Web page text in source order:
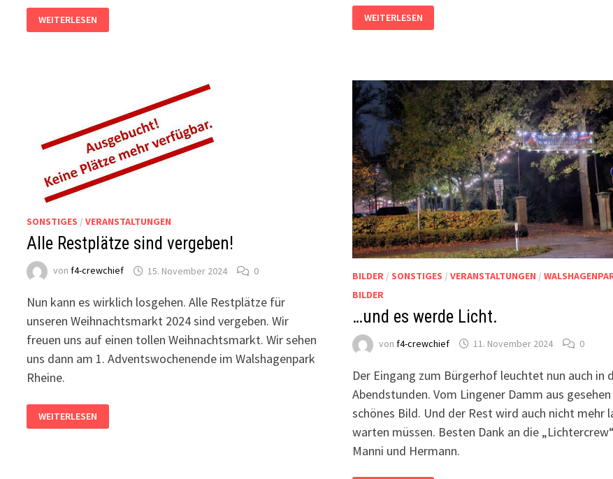
1.
VORSITZENDE
STUNDEN!!!
WEITERLESEN METER
LICHTERKETTE
WEITERLESEN
SONSTIGES /VERANSTALTUNGEN
Alle Restplätze sind vergeben!
vonf4-crewchief 15. November 2024 0
Nun kann es wirklich losgehen. Alle Restplätze für
unseren Weihnachtsmarkt 2024 sind vergeben. Wir
freuen uns auf einen tollen Weihnachtsmarkt. Wir sehen
uns dann am 1. Adventswochenende im Walshagenpark
Rheine.
RESTPLÄTZE
SIND
WEITERLESEN
BILDER/ SONSTIGES / VERANSTALTUNGEN /
BILDER
…und es werde Licht.
von f4-crewchief 11. November 2024 0
Der Eingang zum Bürgerhof leuchtet nun auch in
Abendstunden. Vom Lingener Damm aus gesehen
schönes Bild. Und der Rest wird auch nicht mehr
warten müssen. Besten Dank an die
Manni und Hermann.